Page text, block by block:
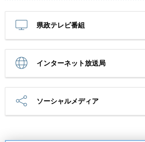
県政テレビ番組
インターネット放送局
ソーシャルメディア